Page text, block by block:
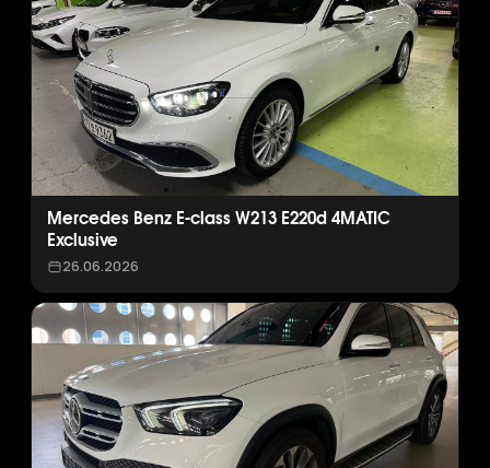
Mercedes Benz E-class W213 E220d 4MATIC
Exclusive
26.06.2026